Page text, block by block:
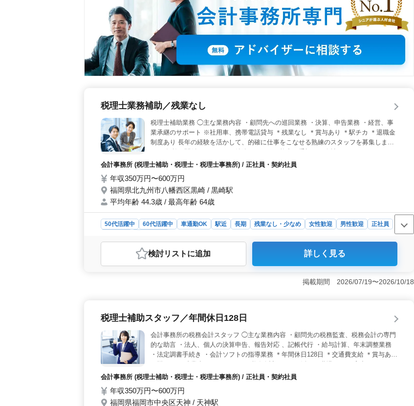
もあります。休日は土曜日、日曜日、祝日、GW、夏季、年末年始のほか、有給休暇も取得でき
ます。スキルを活かしながら、安心して長く働ける環境が整っています。
税理士業務補助／残業なし
税理士補助業務 ◯主な業務内容 ・顧問先への巡回業務 ・決算、申告業務 ・経営、事
業承継のサポート ※社用車、携帯電話貸与 ＊残業なし ＊賞与あり ＊駅チカ ＊退職金
制度あり 長年の経験を活かして、的確に仕事をこなせる熟練のスタッフを募集しま
す。 年齢は関係ありません！純粋なスキルや能力を重視する会社です！
会計事務所 (税理士補助・税理士・税理士事務所) / 正社員・契約社員
年収350万円〜600万円
福岡県北九州市八幡西区黒崎 / 黒崎駅
平均年齢 44.3歳 / 最高年齢 64歳
50代活躍中 60代活躍中 車通勤OK 駅近 長期 残業なし・少なめ 女性歓迎 男性歓迎
正社員
おすすめポイント
＜経験を重視するベテランシニア活躍の環境＞ 会計事務所での実務経験があれば年齢不問。シ
まで、これまで培った知識と判断力を存分に活かせるお仕事です。 ＜残業なしで安定した働
や連絡の負担を軽減。賞与年・退職金制度もあり、待遇面でも安心して働けます。
検討リスト に追加 詳しく見る
掲載期間 2026/07/19〜2026/10/18
税理士補助スタッフ／年間休日128日
会計事務所の税務会計スタッフ ◯主な業務内容 ・顧問先の税務監査、税務会計の専門
的な助言 ・法人、個人の決算申告、報告対応 、記帳代行 ・給与計算、年末調整業務
・法定調書手続き ・会計ソフトの指導業務 ＊年間休日128日 ＊交通費支給 ＊賞与あり
に、存分に発揮できる環境が整っております。
会計事務所 (税理士補助・税理士・税理士事務所) / 正社員・契約社員
年収350万円〜600万円
福岡県福岡市中央区天神 / 天神駅